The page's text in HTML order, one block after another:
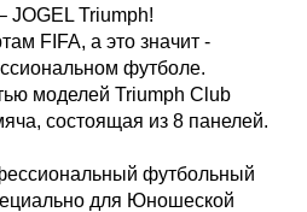
JOGEL Triumph!
FIFA, а это значит -
футболе.
моделей Triumph Club
состоящая из 8 панелей.
футбольный
для Юношеской